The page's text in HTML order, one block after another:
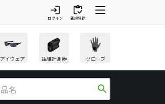
login
ログイン
inventory
新規登録
アイウェア 距離計測器 グローブ
search